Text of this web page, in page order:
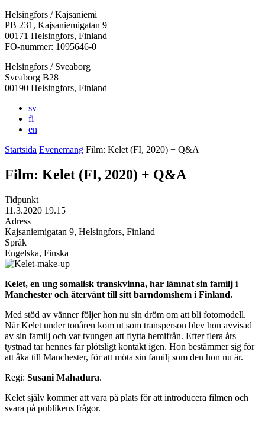
Facebook:
Öppnas
i
en
flik
Instagram:
Öppnas
i
en
flik
TikTok:
Öppnas
i
en
flik
Youtube:
Öppnas
i
en
flik
Vimeo:
Öppnas
i
en
flik
Helsingfors / Kajsaniemi
PB 231, Kajsaniemigatan 9
00171 Helsingfors, Finland
FO-nummer: 1095646-0
Helsingfors / Sveaborg
Sveaborg B28
00190 Helsingfors, Finland
sv
fi
en
Startsida Evenemang Film: Kelet (FI, 2020) + Q&A
Film: Kelet (FI, 2020) + Q&A
Tidpunkt
11.3.2020 19.15
Adress
Kajsaniemigatan 9, Helsingfors, Finland
Språk
Engelska, Finska
Kelet, en ung somalisk transkvinna, har lämnat sin familj i
Manchester och återvänt till sitt barndomshem i Finland.
Med stöd av vänner följer hon nu sin dröm om att bli fotomodell.
När Kelet under tonåren kom ut som transperson blev hon avvisad
av sin familj och var tvungen att flytta hemifrån. Efter flera års
tystnad tar hennes far plötsligt kontakt igen. Hon bestämmer sig för
att åka till Manchester, för att möta sin familj som den hon nu är.
Regi: Susani Mahadura.
Kelet själv kommer att vara på plats för att introducera filmen och
svara på publikens frågor.